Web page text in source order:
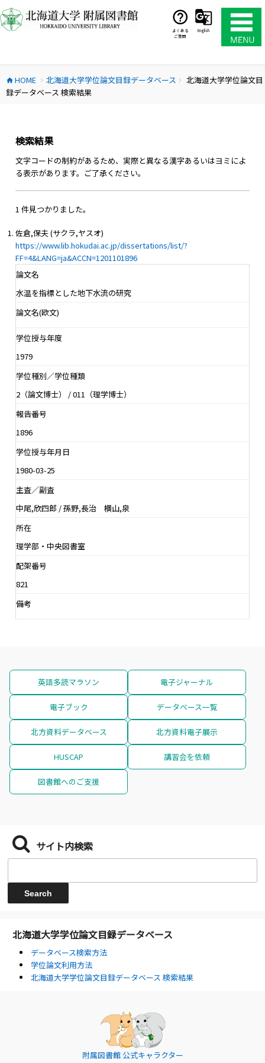
ン
テ
ス
キ
よくある
ご質問
English
home HOME chevron_right 北海道大学学位論文目録データベース chevron_right
北海道大学学位論文目
録データベース 検索結果
検索結果
文字コードの制約があるため、実際と異なる漢字あるいはヨミによ
る表示があります。ご了承ください。
1 件見つかりました。
佐倉,保夫 (サクラ,ヤスオ)
https://www.lib.hokudai.ac.jp/dissertations/list/?
FF=4&LANG=ja&ACCN=1201101896
論文名
水温を指標とした地下水流の研究
論文名(欧文)
学位授与年度
1979
学位種別／学位種類
2（論文博士） / 011（理学博士）
報告番号
1896
学位授与年月日
1980-03-25
主査／副査
中尾,欣四郎 / 孫野,長治 横山,泉
所在
理学部・中央図書室
配架番号
821
備考
英語多読マラソン 電子ジャーナル
電子ブック データベース一覧
北方資料データベース 北方資料電子展示
HUSCAP 講習会を依頼
図書館へのご支援
サイト内検索
北海道大学学位論文目録データベース
データベース検索方法
学位論文利用方法
北海道大学学位論文目録データベース 検索結果
附属図書館 公式キャラクター